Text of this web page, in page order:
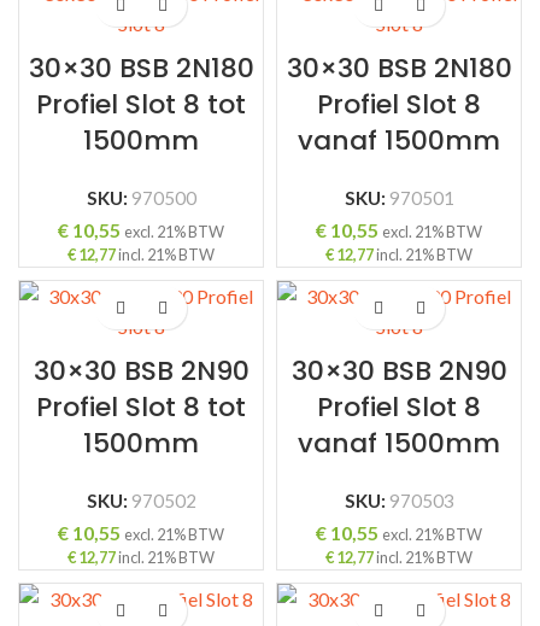
30×30 BSB 2N180
Profiel Slot 8 tot
1500mm
SKU: 970500
€ 10,55 excl. 21% BTW
€12,77incl. 21% BTW
30×30 BSB 2N180
Profiel Slot 8
vanaf 1500mm
SKU: 970501
€ 10,55 excl. 21% BTW
€12,77incl. 21% BTW
30×30 BSB 2N90
Profiel Slot 8 tot
1500mm
SKU: 970502
€ 10,55 excl. 21% BTW
€12,77incl. 21% BTW
30×30 BSB 2N90
Profiel Slot 8
vanaf 1500mm
SKU: 970503
€ 10,55 excl. 21% BTW
€12,77incl. 21% BTW